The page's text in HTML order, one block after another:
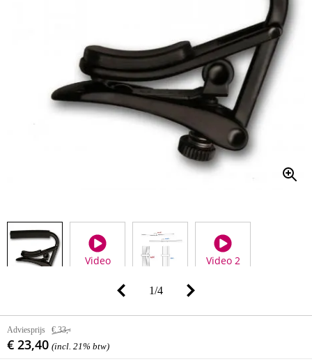
Video Video 2
1/4
Adviesprijs € 33,-
€ 23,40 (incl. 21% btw)